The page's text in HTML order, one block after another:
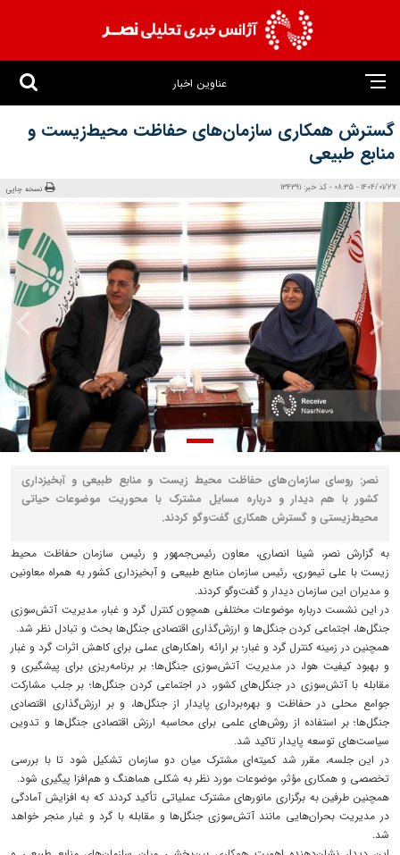
عناوین اخبار
گسترش همکاری سازما‌ن‌های حفاظت محیط‌زیست و
منابع طبیعی
1404/01/27 - 08:35 - کد خبر: 134391 نسخه چاپی
نصر: روسای سازمان‌های حفاظت محیط‌ زیست و منابع طبیعی و آبخیزداری
کشور با هم دیدار و درباره مسایل مشترک با محوریت موضوعات حیاتی
محیط‌زیستی و گسترش همکاری گفت‌و‌گو کردند.
به گزارش نصر، شینا انصاری، معاون رئیس‌جمهور و رئیس سازمان حفاظت محیط
زیست با علی تیموری، رئیس سازمان منابع طبیعی و آبخیزداری کشور به همراه معاونین
و مدیران این سازمان دیدار و گفت‌و‌گو کردند.
در این نشست درباره موضوعات مختلفی همچون کنترل گرد و غبار، مدیریت آتش‌سوزی
جنگل‌ها، اجتماعی کردن جنگل‌ها و ارزش‌گذاری اقتصادی جنگل‌ها بحث و تبادل نظر شد.
همچنین در زمینه کنترل گرد و غبار؛ بر ارائه راهکارهای عملی برای کاهش اثرات گرد و غبار
و بهبود کیفیت هوا، در مدیریت آتش‌سوزی جنگل‌ها؛ بر برنامه‌ریزی برای پیشگیری و
مقابله با آتش‌سوزی در جنگل‌های کشور، در اجتماعی کردن جنگل‌ها؛ بر جلب مشارکت
جوامع محلی در حفاظت و بهره‌برداری پایدار از جنگل‌ها، و بر ارزش‌گذاری اقتصادی
جنگل‌ها؛ بر استفاده از روش‌های علمی برای محاسبه ارزش اقتصادی جنگل‌ها و تدوین
سیاست‌های توسعه پایدار تاکید شد.
در این جلسه، مقرر شد کمیته‌ای مشترک میان دو سازمان تشکیل شود تا با بررسی
تخصصی و همکاری مؤثر، موضوعات مورد نظر به شکلی هماهنگ و هم‌افزا پیگیری شود.
همچنین طرفین به برگزاری مانورهای مشترک عملیاتی تأکید کردند که به افزایش آمادگی
در مدیریت بحران‌هایی مانند آتش‌سوزی جنگل‌ها و مقابله با گرد و غبار منجر خواهد
شد.